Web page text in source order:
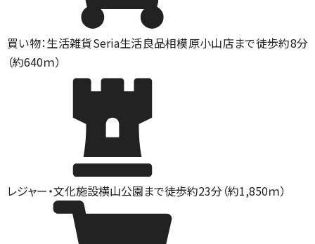
買い物：生活雑貨Seria生活良品相模原小山店まで徒歩約8分
（約640ｍ）
レジャー・文化施設横山公園まで徒歩約23分（約1,850ｍ）